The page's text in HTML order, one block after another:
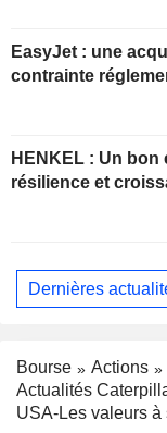
EasyJet : une
contrainte
HENKEL : Un bon équilibre entre
résilience et
Dernières
Bourse Actions
Actualités
USA-Les valeurs